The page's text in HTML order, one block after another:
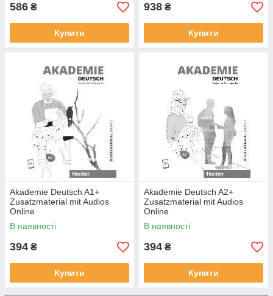
586 ₴
Купити
938 ₴
Купити
Akademie Deutsch A1+
Zusatzmaterial mit Audios
Online
В наявності
394 ₴
Купити
Akademie Deutsch A2+
Zusatzmaterial mit Audios
Online
В наявності
394 ₴
Купити